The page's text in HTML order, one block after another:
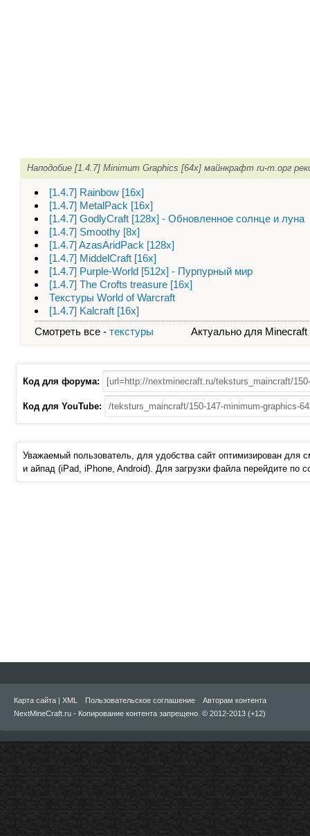
Наподобие [1.4.7] Minimum Graphics [64x] майнкрафт ru-m.орг
[1.4.7] Rainbow [16x]
[1.4.7] MetalPack [16x]
[1.4.7] GodlyCraft [128x] - Обновленное солнце и луна
[1.4.7] Smoothy [8x]
[1.4.7] AzasAridPack [128x]
[1.4.7] MiddelCraft [16x]
[1.4.7] Purple-World [512x] - Пурпурный мир
[1.4.7] The Crofts treasure [16x]
Текстуры World of Warcraft
[1.4.7] Kalcraft [16x]
Смотреть все - текстуры Актуально для
Код для форума:
Код для YouTube:
Уважаемый пользователь, для удобства сайт оптимизирован для
и айпад (iPad, iPhone, Android). Для загрузки файла перейдите по
Карта сайта | XML Пользовательское соглашение
Авторам контента
NextMineCraft.ru - Копирование контента запрещено. © 2012-2013 (+12)